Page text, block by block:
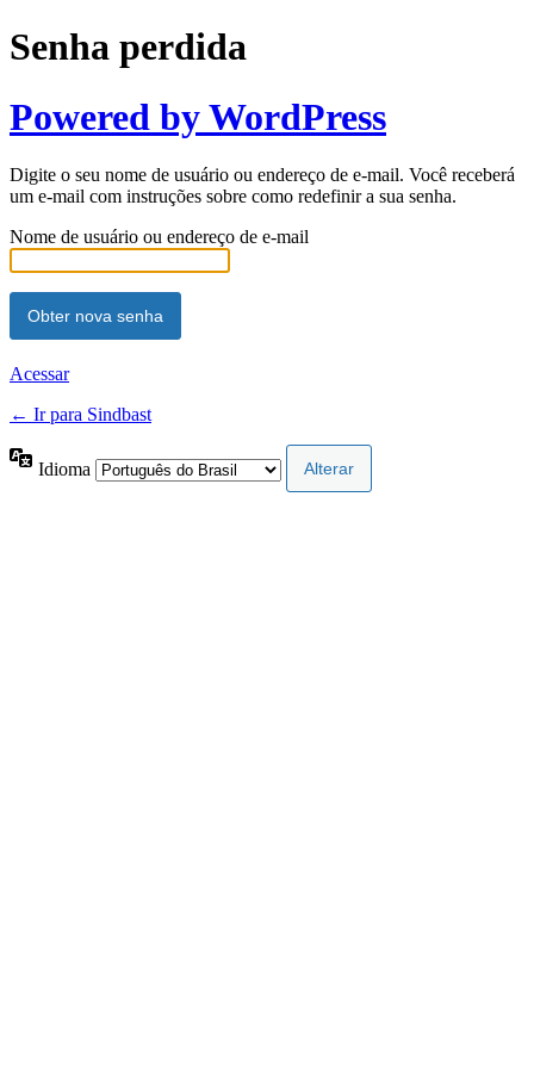
Senha perdida
Powered by WordPress
Digite o seu nome de usuário ou endereço de e-mail. Você receberá
um e-mail com instruções sobre como redefinir a sua senha.
Nome de usuário ou endereço de e-mail
Acessar
← Ir para Sindbast
Idioma